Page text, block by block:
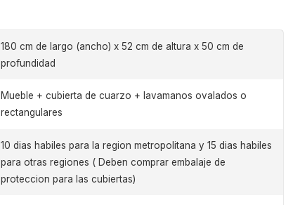
180 cm de largo (ancho) x 52 cm de altura x 50 cm de
profundidad
Mueble + cubierta de cuarzo + lavamanos ovalados o
rectangulares
10 dias habiles para la region metropolitana y 15 dias habiles
para otras regiones ( Deben comprar embalaje de
proteccion para las cubiertas)